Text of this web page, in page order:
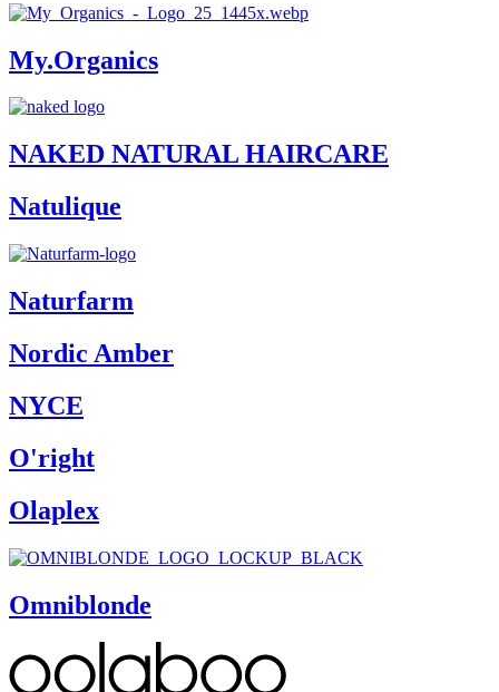
My.Organics
NAKED NATURAL HAIRCARE
Natulique
Naturfarm
Nordic Amber
NYCE
O'right
Olaplex
Omniblonde